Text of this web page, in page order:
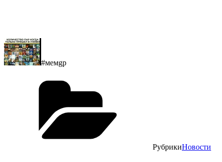
#мемgр
РубрикиНовости